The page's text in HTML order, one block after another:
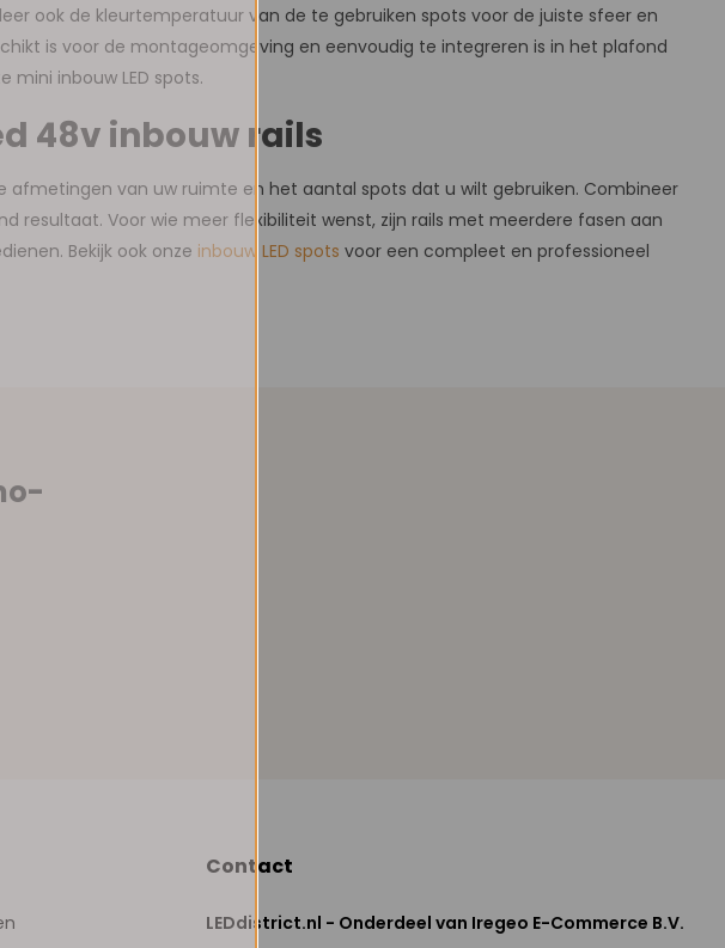
ook de kleurtemperatuur van de te gebruiken spots voor de juiste sfeer en
is voor de montageomgeving en eenvoudig te integreren is in het plafond
inbouw LED spots.
48v inbouw rails
afmetingen van uw ruimte en het aantal spots dat u wilt gebruiken. Combineer
resultaat. Voor wie meer flexibiliteit wenst, zijn rails met meerdere fasen aan
Bekijk ook onze inbouw LED spots voor een compleet en professioneel
Contact
LEDdistrict.nl - Onderdeel van Iregeo E-Commerce B.V.